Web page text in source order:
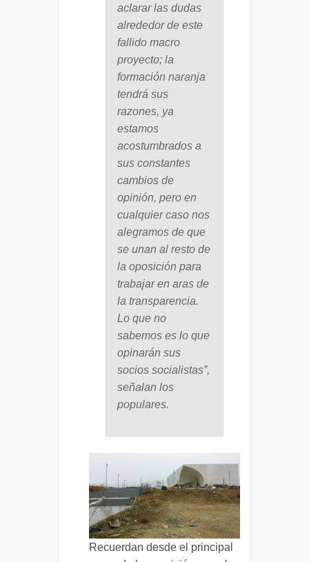
aclarar las dudas
alrededor de este
fallido macro
proyecto; la
formación naranja
tendrá sus
razones, ya
estamos
acostumbrados a
sus constantes
cambios de
opinión, pero en
cualquier caso nos
alegramos de que
se unan al resto de
la oposición para
trabajar en aras de
la transparencia.
Lo que no
sabemos es lo que
opinarán sus
socios socialistas”,
señalan los
populares.
Recuerdan desde el principal